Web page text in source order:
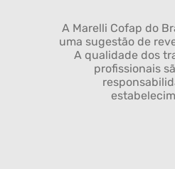
A Marelli Cofap do
uma sugestão de
A qualidade dos
profissionais